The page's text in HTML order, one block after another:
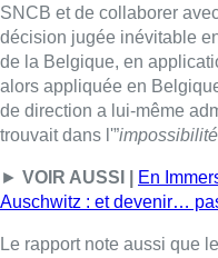
SNCB et de collaborer
décision jugée inévitable
de la Belgique, en
alors appliquée en
de direction a lui-même
trouvait dans l'”
► VOIR AUSSI |
En
Auschwitz : et devenir…
Le rapport note aussi que